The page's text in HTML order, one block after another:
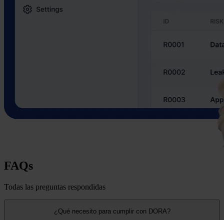
FAQs
Todas las preguntas respondidas
¿Qué necesito para cumplir con DORA?